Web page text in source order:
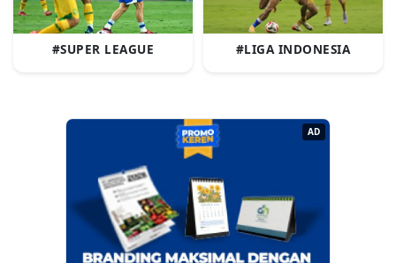
#SUPER LEAGUE #LIGA INDONESIA
AD